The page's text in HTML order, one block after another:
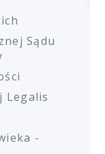
Sądu
Legalis
-